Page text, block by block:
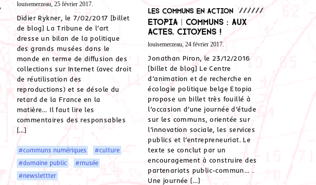
louisemerzeau, 25 février 2017.
Didier Rykner, le 7/02/2017 [billet
de blog] La Tribune de l’art
dresse un bilan de la politique
des grands musées dans le
monde en terme de diffusion des
collections sur Internet (avec droit
de réutilisation des
reproductions) et se désole du
retard de la France en la
matière… Il faut lire les
commentaires des responsables
[…]
#communs numériques
#culture
#domaine public
#musée
#newslettter
Les communs en action
Etopia | Communs : aux
actes, citoyens !
louisemerzeau, 24 février 2017.
Jonathan Piron, le 23/12/2016
[billet de blog] Le Centre
d’animation et de recherche en
écologie politique belge Etopia
propose un billet très fouillé à
l’occasion d’une journée d’étude
sur les communs, orientée sur
l’innovation sociale, les services
publics et l’entrepreneuriat. Le
texte se conclut par un
encouragement à construire des
partenariats public-commun… .
Une journée […]